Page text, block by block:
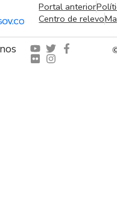
Portal anterior
Centro de relevo